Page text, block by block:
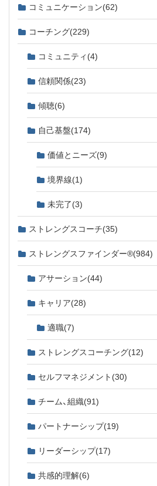
コミュニケーション(62)
コーチング(229)
コミュニティ (4)
信頼関係(23)
傾聴(6)
自己基盤(174)
価値とニーズ(9)
境界線(1)
未完了(3)
ストレングスコーチ(35)
ストレングスファインダー®(984)
アサーション(44)
キャリア(28)
適職(7)
ストレングスコーチング(12)
セルフマネジメント (30)
チーム、組織(91)
パートナーシップ(19)
リーダーシップ(17)
共感的理解(6)